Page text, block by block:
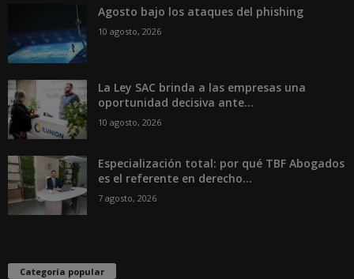
Agosto bajo los ataques del phishing
10 agosto, 2026
La Ley SAC brinda a las empresas una
oportunidad decisiva ante...
10 agosto, 2026
Especialización total: por qué TBF Abogados
es el referente en derecho...
7 agosto, 2026
Categoría popular